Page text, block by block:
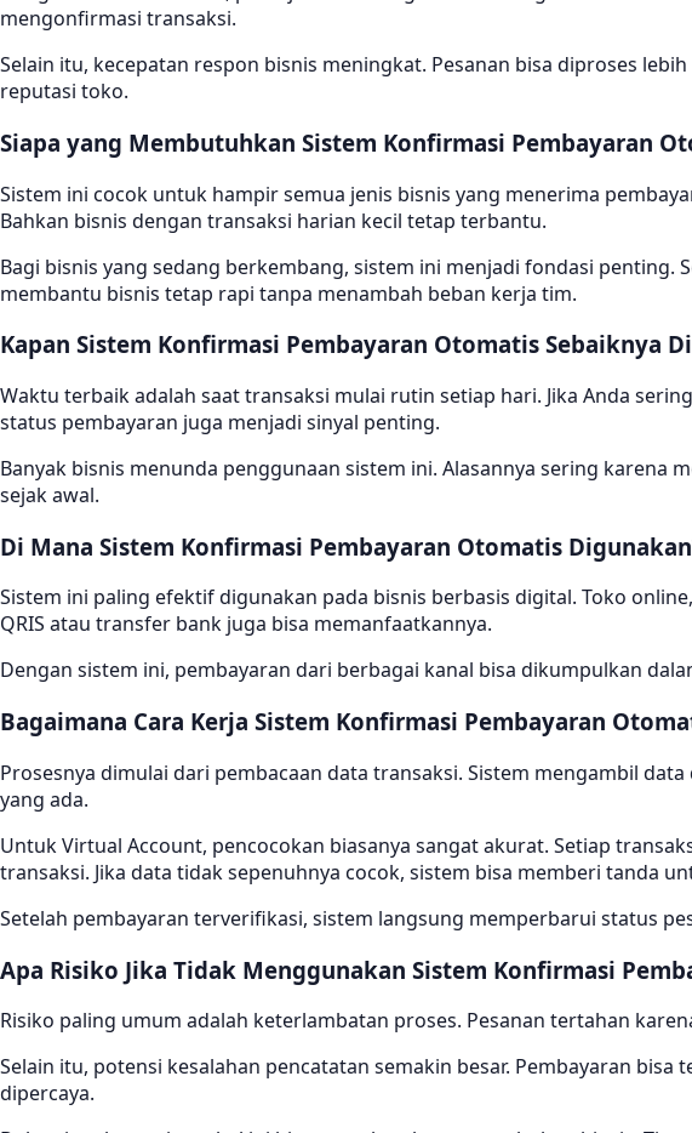
mengonfirmasi transaksi.
Selain itu, kecepatan respon bisnis meningkat. Pesanan bisa diproses
reputasi toko.
Siapa yang Membutuhkan Sistem Konfirmasi Pembayaran
Sistem ini cocok untuk hampir semua jenis bisnis yang menerima
Bahkan bisnis dengan transaksi harian kecil tetap terbantu.
Bagi bisnis yang sedang berkembang, sistem ini menjadi fondasi
membantu bisnis tetap rapi tanpa menambah beban kerja tim.
Kapan Sistem Konfirmasi Pembayaran Otomatis Sebaiknya
Waktu terbaik adalah saat transaksi mulai rutin setiap hari. Jika Anda
status pembayaran juga menjadi sinyal penting.
Banyak bisnis menunda penggunaan sistem ini. Alasannya sering karena
sejak awal.
Di Mana Sistem Konfirmasi Pembayaran Otomatis
Sistem ini paling efektif digunakan pada bisnis berbasis digital. Toko
QRIS atau transfer bank juga bisa memanfaatkannya.
Dengan sistem ini, pembayaran dari berbagai kanal bisa dikumpulkan
Bagaimana Cara Kerja Sistem Konfirmasi Pembayaran
Prosesnya dimulai dari pembacaan data transaksi. Sistem mengambil
yang ada.
Untuk Virtual Account, pencocokan biasanya sangat akurat. Setiap
transaksi. Jika data tidak sepenuhnya cocok, sistem bisa memberi tanda
Setelah pembayaran terverifikasi, sistem langsung memperbarui status
Apa Risiko Jika Tidak Menggunakan Sistem Konfirmasi
Risiko paling umum adalah keterlambatan proses. Pesanan tertahan
Selain itu, potensi kesalahan pencatatan semakin besar. Pembayaran
dipercaya.